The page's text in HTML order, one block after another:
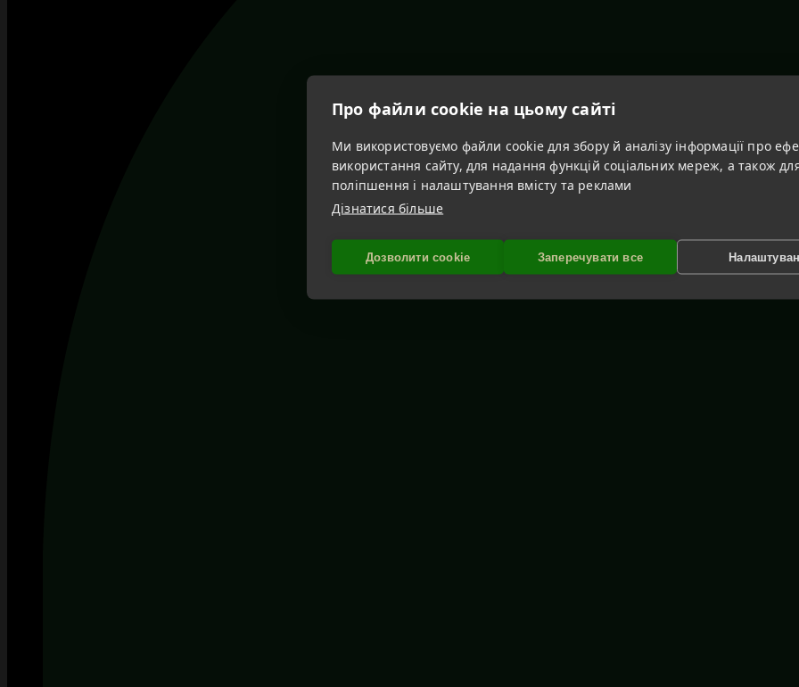
Про файли cookie на цьому сайті
Ми використовуємо файли cookie для збору й аналізу інформації про
використання сайту, для надання функцій соціальних мереж, а також
поліпшення і налаштування вмісту та реклами
Дізнатися більше
Дозволити cookie Заперечувати все